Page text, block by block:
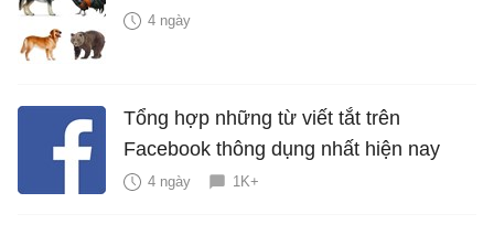
4 ngày
Tổng hợp những từ viết tắt trên
Facebook thông dụng nhất hiện nay
4 ngày 1K+